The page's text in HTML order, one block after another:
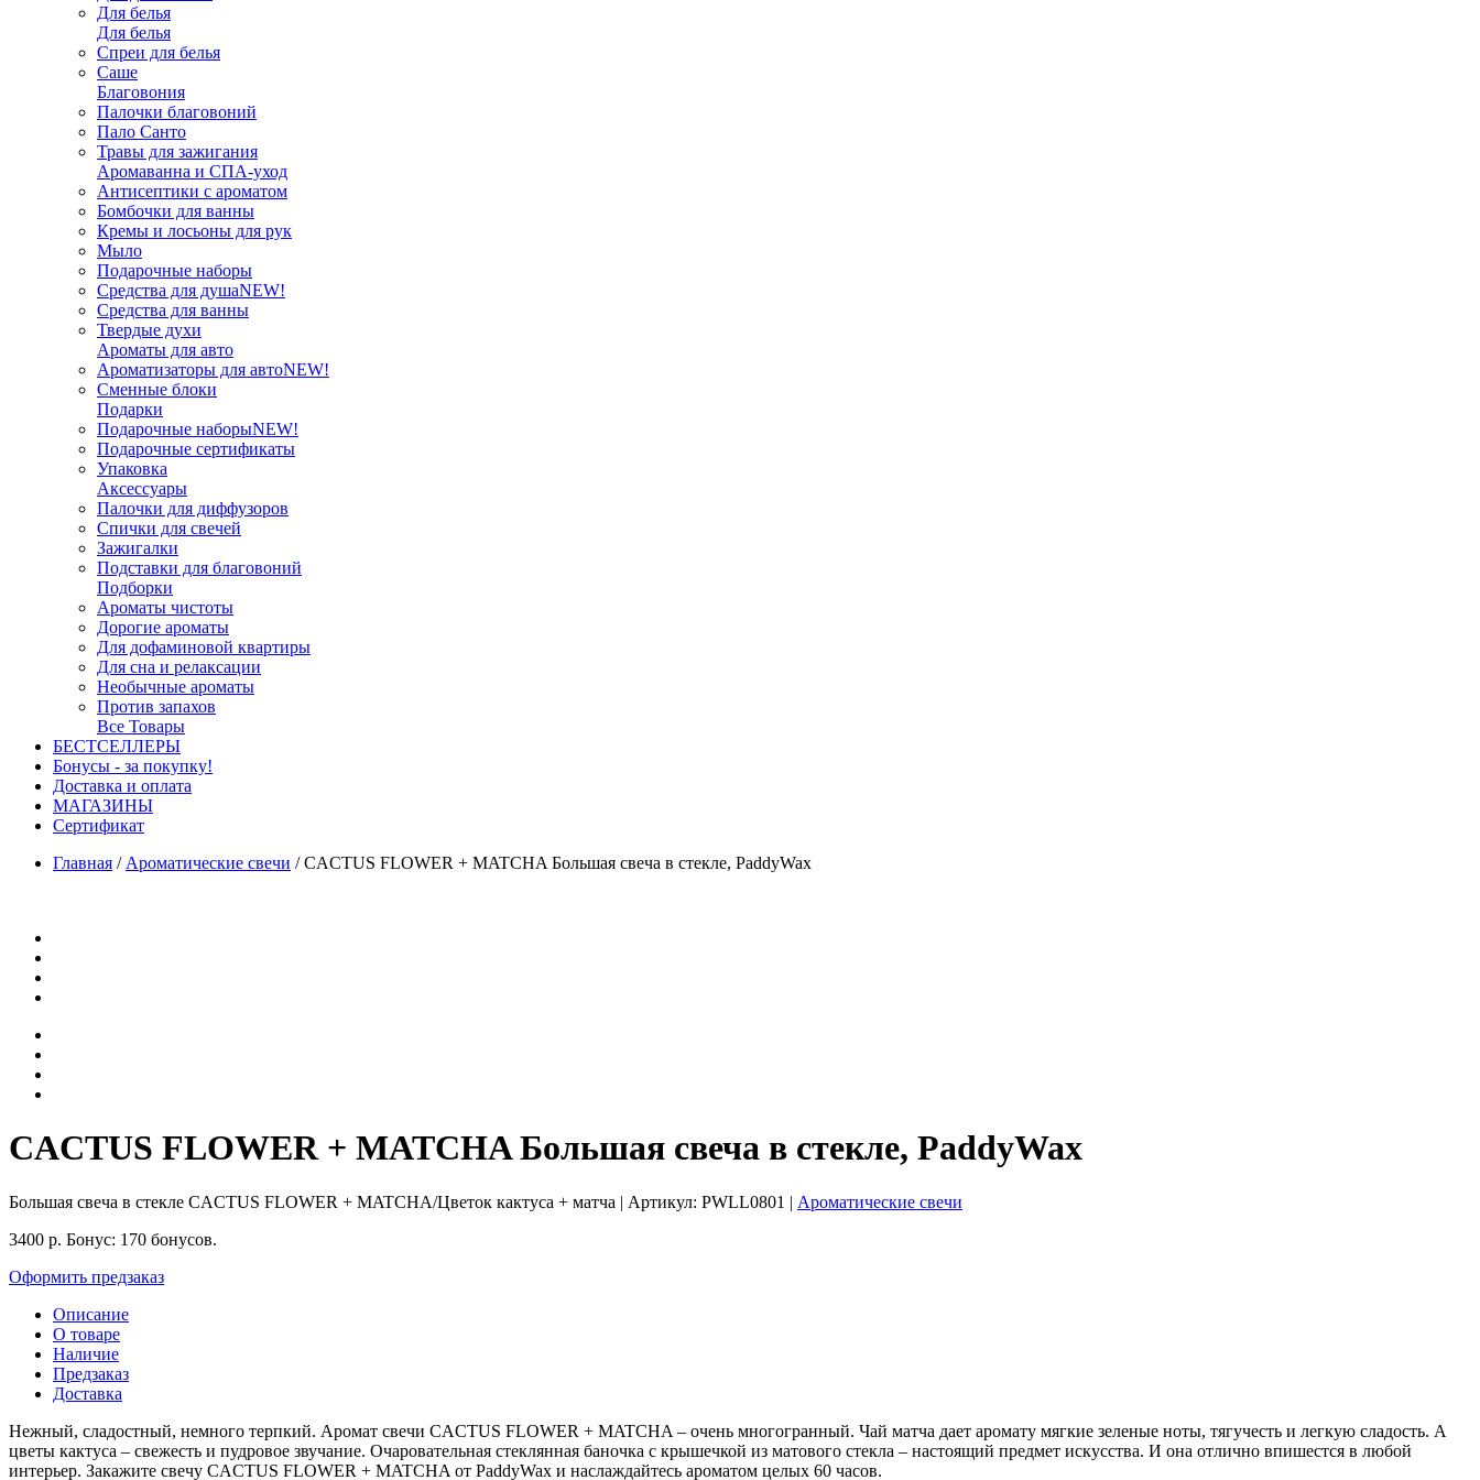
Для белья
Для белья
Спреи для белья
Саше
Благовония
Палочки благовоний
Пало Санто
Травы для зажигания
Аромаванна и СПА-уход
Антисептики с ароматом
Бомбочки для ванны
Кремы и лосьоны для рук
Мыло
Подарочные наборы
Средства для душаNEW!
Средства для ванны
Твердые духи
Ароматы для авто
Ароматизаторы для автоNEW!
Сменные блоки
Подарки
Подарочные наборыNEW!
Подарочные сертификаты
Упаковка
Аксессуары
Палочки для диффузоров
Спички для свечей
Зажигалки
Подставки для благовоний
Подборки
Ароматы чистоты
Дорогие ароматы
Для дофаминовой квартиры
Для сна и релаксации
Необычные ароматы
Против запахов
Все Товары
БЕСТСЕЛЛЕРЫ
Бонусы - за покупку!
Доставка и оплата
МАГАЗИНЫ
Cертификат
Главная / Ароматические свечи /CACTUS FLOWER + MATCHA Большая свеча в стекле, PaddyWax
CACTUS FLOWER + MATCHA Большая свеча в стекле, PaddyWax
Большая свеча в стекле CACTUS FLOWER + MATCHA/Цветок кактуса + матча | Артикул: PWLL0801 | Ароматические свечи
3400 р. Бонус: 170 бонусов.
Оформить предзаказ
Описание
О товаре
Наличие
Предзаказ
Доставка
Нежный, сладостный, немного терпкий. Аромат свечи CACTUS FLOWER + MATCHA – очень многогранный. Чай матча дает аромату мягкие зеленые ноты, тягучесть и легкую сладость. А
цветы кактуса – свежесть и пудровое звучание. Очаровательная стеклянная баночка с крышечкой из матового стекла – настоящий предмет искусства. И она отлично впишестся в любой
интерьер. Закажите свечу CACTUS FLOWER + MATCHA от PaddyWax и наслаждайтесь ароматом целых 60 часов.